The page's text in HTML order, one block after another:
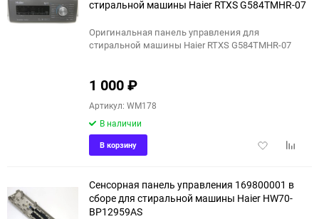
стиральной машины Haier RTXS G584TMHR-07
Оригинальная панель управления для
стиральной машины Haier RTXS G584TMHR-07
1 000₽
Артикул: WM178
В наличии
Добавить
В корзину
Сенсорная панель управления 169800001 в
сборе для стиральной машины Haier HW70-
BP12959AS